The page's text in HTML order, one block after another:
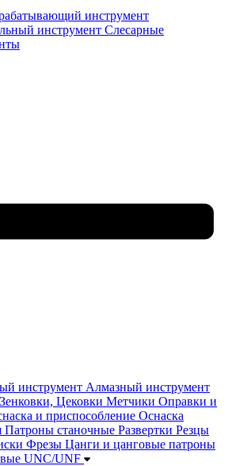
инструмент
инструмент Слесарные
инструмент Алмазный инструмент
Цековки Метчики Оправки и
и приспособление Оснаска
Патроны станочные Развертки Резцы
Фрезы Цанги и цанговые патроны
UNC/UNF